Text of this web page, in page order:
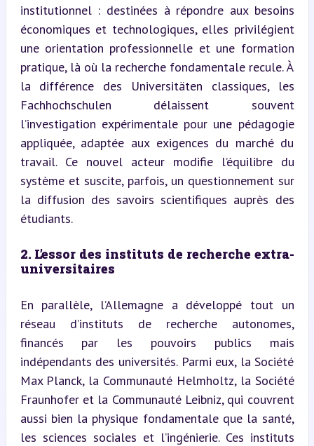
institutionnel : destinées à répondre aux besoins
économiques et technologiques, elles privilégient
une orientation professionnelle et une formation
pratique, là où la recherche fondamentale recule. À
la différence des Universitäten classiques, les
Fachhochschulen délaissent souvent
l’investigation expérimentale pour une pédagogie
appliquée, adaptée aux exigences du marché du
travail. Ce nouvel acteur modifie l’équilibre du
système et suscite, parfois, un questionnement sur
la diffusion des savoirs scientifiques auprès des
étudiants.
2. L’essor des instituts de recherche extra-
universitaires
En parallèle, l’Allemagne a développé tout un
réseau d’instituts de recherche autonomes,
financés par les pouvoirs publics mais
indépendants des universités. Parmi eux, la Société
Max Planck, la Communauté Helmholtz, la Société
Fraunhofer et la Communauté Leibniz, qui couvrent
aussi bien la physique fondamentale que la santé,
les sciences sociales et l’ingénierie. Ces instituts